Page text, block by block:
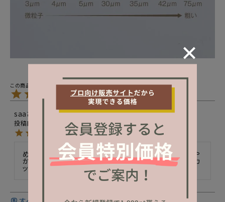
5.00 1
saa
購入者
非公開
投稿日
2024/02/20
めちゃくちゃタイプの色味でした！これワンカラーでも華や
かにみえるし、大人シンプルですきです！私は1本ずつＶカ
ットつけました！